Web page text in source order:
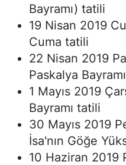
Bayramı) tatili
19 Nisan 2019
Cuma tatili
22 Nisan 2019
Paskalya
1 Mayıs 2019
Bayramı tatili
30 Mayıs 2019
İsa'nın Göğe
10 Haziran 2019